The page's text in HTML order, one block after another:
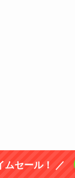
ムセール！ ／